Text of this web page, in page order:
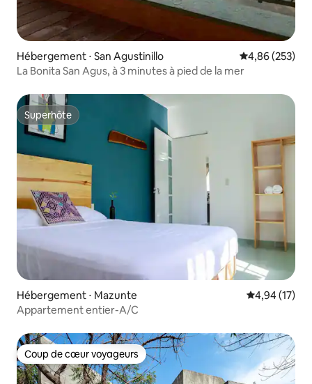
Hébergement ⋅ San Agustinillo Évaluation
4,86 (253)
La Bonita San Agus, à 3 minutes à pied de la mer
Superhôte
Superhôte
Hébergement ⋅ Mazunte Évaluation
4,94 (17)
Appartement entier-A/C
Coup de cœur voyageurs
Coup de cœur voyageurs